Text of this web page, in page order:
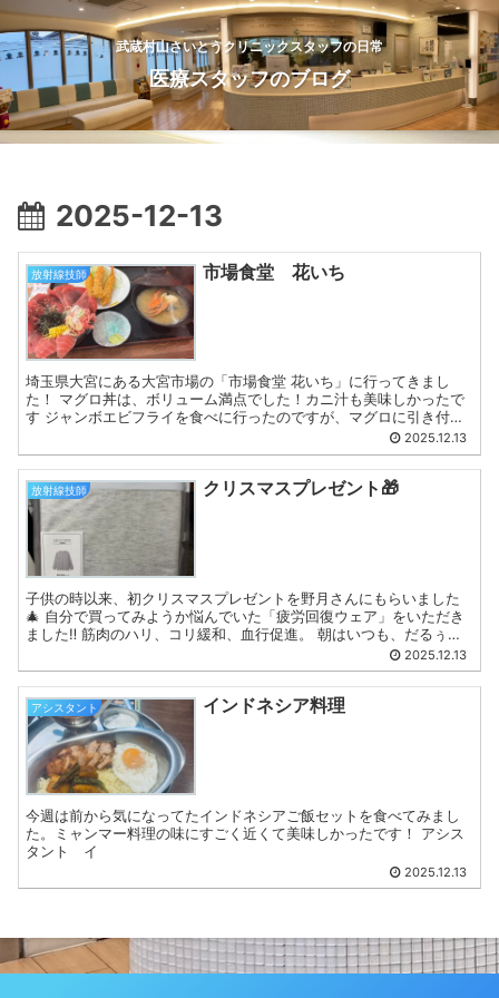
武蔵村山さいとうクリニックスタッフの日常
医療スタッフのブログ
2025-12-13
放射線技師 市場食堂 花いち
埼玉県大宮にある大宮市場の「市場食堂 花いち」に行ってきまし
た！ マグロ丼は、ボリューム満点でした！カニ汁も美味しかったで
す ジャンボエビフライを食べに行ったのですが、マグロに引き付け
られてしまいました。ジャンボエビフライはまたリベンジしま...
2025.12.13
放射線技師 クリスマスプレゼント🎁
子供の時以来、初クリスマスプレゼントを野月さんにもらいました
🎄 自分で買ってみようか悩んでいた「疲労回復ウェア」をいただき
ました‼️ 筋肉のハリ、コリ緩和、血行促進。 朝はいつも、だるぅ〜
💦と目覚める私。明日からの私は朝からスキップをしてい...2025.12.13
アシスタント インドネシア料理
今週は前から気になってたインドネシアご飯セットを食べてみまし
た。ミャンマー料理の味にすごく近くて美味しかったです！ アシス
タント イ
2025.12.13